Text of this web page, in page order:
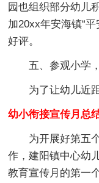
园也组织部分幼儿
加20xx年安海镇“
好评。
五、参观小学，
为了让幼儿近距
幼小衔接宣传月总
为开展好第五个
作，建阳镇中心幼
教育宣传月的第一